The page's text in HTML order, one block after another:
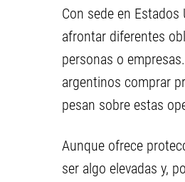
Con sede en
afrontar diferentes
personas o
argentinos comprar
pesan sobre estas
Aunque ofrece
ser algo elevadas y,